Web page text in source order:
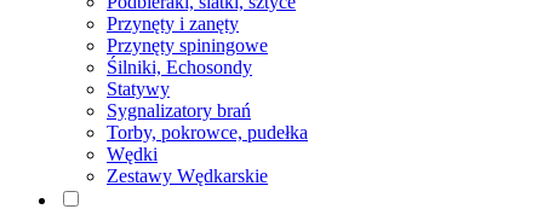
Przynęty i zanęty
Przynęty spiningowe
Śilniki, Echosondy
Statywy
Sygnalizatory brań
Torby, pokrowce, pudełka
Wędki
Zestawy Wędkarskie